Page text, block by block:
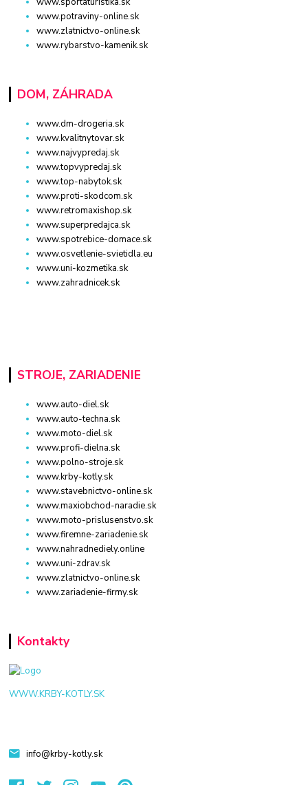
www.potraviny-online.sk
www.zlatnictvo-online.sk
www.rybarstvo-kamenik.sk
DOM, ZÁHRADA
www.dm-drogeria.sk
www.kvalitnytovar.sk
www.najvypredaj.sk
www.topvypredaj.sk
www.top-nabytok.sk
www.proti-skodcom.sk
www.retromaxishop.sk
www.superpredajca.sk
www.spotrebice-domace.sk
www.osvetlenie-svietidla.eu
www.uni-kozmetika.sk
www.zahradnicek.sk
STROJE, ZARIADENIE
www.auto-diel.sk
www.auto-techna.sk
www.moto-diel.sk
www.profi-dielna.sk
www.polno-stroje.sk
www.krby-kotly.sk
www.stavebnictvo-online.sk
www.maxiobchod-naradie.sk
www.moto-prislusenstvo.sk
www.firemne-zariadenie.sk
www.nahradnediely.online
www.uni-zdrav.sk
www.zlatnictvo-online.sk
www.zariadenie-firmy.sk
Kontakty
WWW.KRBY-KOTLY.SK
info@krby-kotly.sk